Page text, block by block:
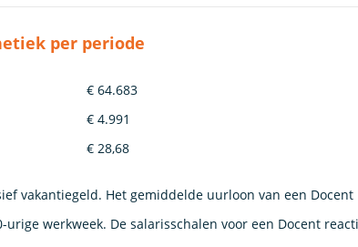
per periode
€ 64.683
€ 4.991
€ 28,68
vakantiegeld. Het gemiddelde uurloon van een Docent
werkweek. De salarisschalen voor een Docent